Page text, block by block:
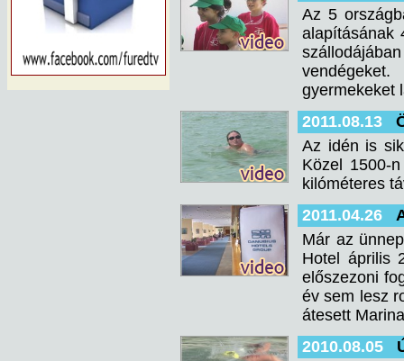
Az 5
alapításának
gyermekeket
2011.08.13
Az idén is
Közel 1500-
kilóméteres
2011.04.26
Már az
Hotel április
előszezoni
év sem lesz
átesett
2010.08.05